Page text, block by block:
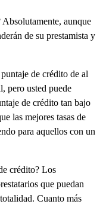
Absolutamente, aunque
de su prestamista y
de crédito de al
pero usted puede
de crédito tan bajo
las mejores tasas de
para aquellos con un
crédito? Los
que puedan
Cuanto más